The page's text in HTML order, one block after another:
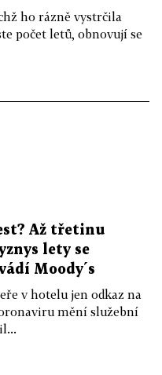
ho rázně vystrčila
počet letů, obnovují se
Až třetinu
lety se
Moody´s
v hotelu jen odkaz na
mění služební